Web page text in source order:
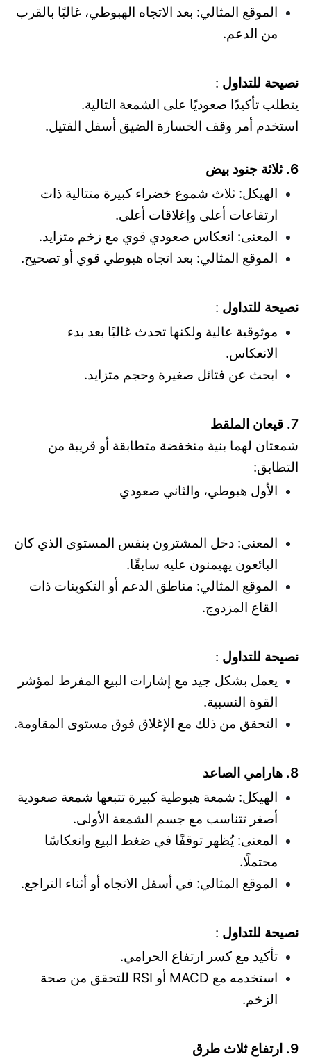
الموقع المثالي: بعد الاتجاه الهبوطي، غالبًا بالقرب
من الدعم.
نصيحة للتداول :
يتطلب تأكيدًا صعوديًا على الشمعة التالية.
استخدم أمر وقف الخسارة الضيق أسفل الفتيل.
6. ثلاثة جنود بيض
الهيكل: ثلاث شموع خضراء كبيرة متتالية ذات
ارتفاعات أعلى وإغلاقات أعلى.
المعنى: انعكاس صعودي قوي مع زخم متزايد.
الموقع المثالي: بعد اتجاه هبوطي قوي أو تصحيح.
نصيحة للتداول :
موثوقية عالية ولكنها تحدث غالبًا بعد بدء
الانعكاس.
ابحث عن فتائل صغيرة وحجم متزايد.
7. قيعان الملقط
شمعتان لهما بنية منخفضة متطابقة أو قريبة من
التطابق:
الأول هبوطي، والثاني صعودي
المعنى: دخل المشترون بنفس المستوى الذي كان
البائعون يهيمنون عليه سابقًا.
الموقع المثالي: مناطق الدعم أو التكوينات ذات
القاع المزدوج.
نصيحة للتداول :
يعمل بشكل جيد مع إشارات البيع المفرط لمؤشر
القوة النسبية.
التحقق من ذلك مع الإغلاق فوق مستوى المقاومة.
8. هارامي الصاعد
الهيكل: شمعة هبوطية كبيرة تتبعها شمعة صعودية
أصغر تتناسب مع جسم الشمعة الأولى.
المعنى: يُظهر توقفًا في ضغط البيع وانعكاسًا
محتملًا.
الموقع المثالي: في أسفل الاتجاه أو أثناء التراجع.
نصيحة للتداول :
تأكيد مع كسر ارتفاع الحرامي.
استخدمه مع MACD أو RSI للتحقق من صحة
الزخم.
9. ارتفاع ثلاث طرق